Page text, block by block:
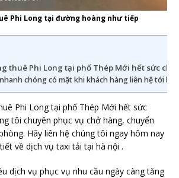
Phi Long tại đường hoàng như tiếp
thuê Phi Long tại phố Thép Mới hết sức
chóng có mặt khi khách hàng liên hệ tới
Phi Long tại phố Thép Mới hết sức
tôi chuyên phục vụ chở hàng, chuyển
Hãy liên hệ chúng tôi ngay hôm nay
về dịch vụ taxi tải tại hà nội .
dịch vụ phục vụ nhu cầu ngày càng tăng